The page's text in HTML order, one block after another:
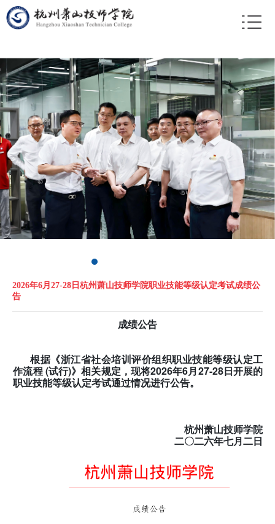
2026年6月27-28日杭州萧山技师学院职业技能等级认定考试成绩公
告
成绩公告
根据《浙江省社会培训评价组织职业技能等级认定工
作流程 (试行)》相关规定，现将2026年6月27-28日开展的
职业技能等级认定考试通过情况进行公告。
杭州萧山技师学院
二〇二六年七月二日